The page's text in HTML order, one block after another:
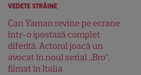
VEDETE STRĂINE
Can Yaman revine pe ecrane
într-o ipostază complet
diferită. Actorul joacă un
avocat în noul serial „Bro”,
filmat în Italia